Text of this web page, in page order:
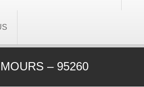
– 95260